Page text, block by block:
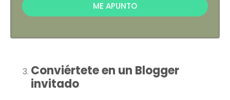
ME APUNTO
Conviértete en un Blogger
invitado